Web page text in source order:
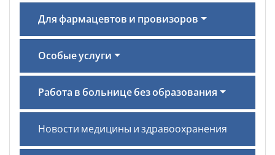
Для фармацевтов и провизоров
Особые услуги
Работа в больнице без образования
Новости медицины и здравоохранения